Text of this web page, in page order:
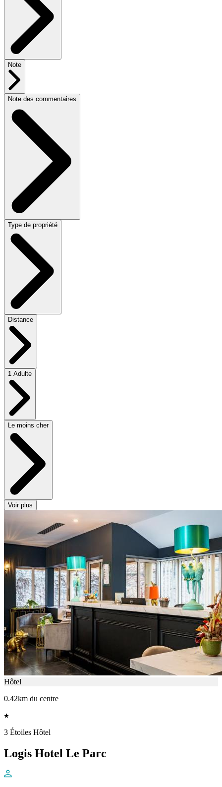
Note
Note des commentaires
Type de propriété
Distance
1 Adulte
Le moins cher
Voir plus
Hôtel
0.42km du centre
3 Étoiles Hôtel
Logis Hotel Le Parc